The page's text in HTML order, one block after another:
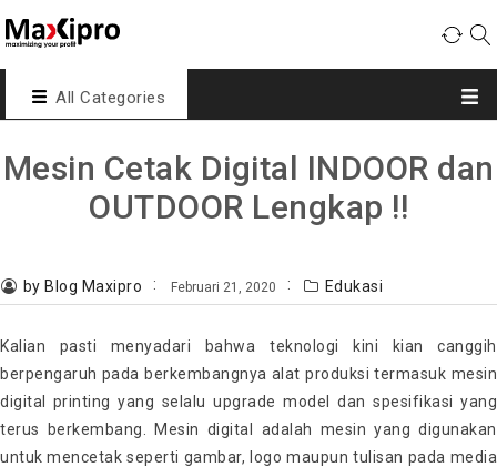
All Categories
Mesin Cetak Digital INDOOR dan
OUTDOOR Lengkap !!
by Blog Maxipro Februari 21, 2020 Edukasi
Kalian pasti menyadari bahwa teknologi kini kian canggih
berpengaruh pada berkembangnya alat produksi termasuk mesin
digital printing yang selalu upgrade model dan spesifikasi yang
terus berkembang. Mesin digital adalah mesin yang digunakan
untuk mencetak seperti gambar, logo maupun tulisan pada media